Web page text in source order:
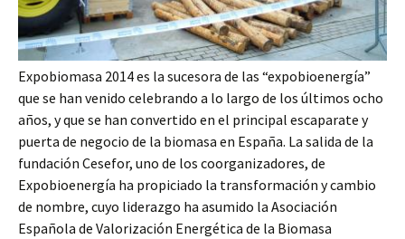
Expobiomasa 2014 es la sucesora de las “expobioenergía”
que se han venido celebrando a lo largo de los últimos ocho
años, y que se han convertido en el principal escaparate y
puerta de negocio de la biomasa en España. La salida de la
fundación Cesefor, uno de los coorganizadores, de
Expobioenergía ha propiciado la transformación y cambio
de nombre, cuyo liderazgo ha asumido la Asociación
Española de Valorización Energética de la Biomasa